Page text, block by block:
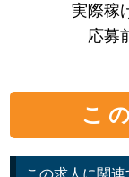
実際稼
応募
こ
この求人に関